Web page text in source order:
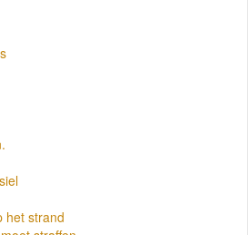
het strand